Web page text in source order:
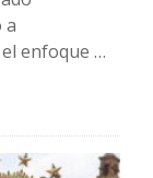
a
enfoque …